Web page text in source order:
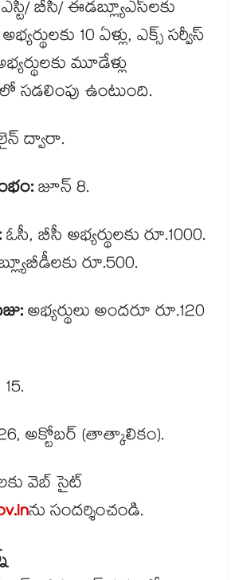
బీసీ/ ఈడబ్ల్యూఎస్​లకు
10 ఏళ్లు, ఎక్స్ సర్వీస్
మూడేళ్లు
ఉంటుంది.
ద్వారా.
జూన్ 8.
ఓసీ, బీసీ అభ్యర్థులకు రూ.1000.
రూ.500.
అభ్యర్థులు అందరూ రూ.120
అక్టోబర్ (తాత్కాలికం).
వెబ్ సైట్
ను సందర్శించండి.